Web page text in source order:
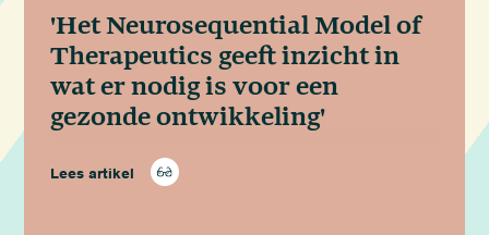
'Het Neurosequential Model of
Therapeutics geeft inzicht in
wat er nodig is voor een
gezonde ontwikkeling'
Lees artikel